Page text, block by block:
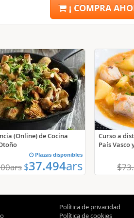
¡ COMPRA
(Online) de Cocina
Plazas disponibles
ars $37.494ars
Curso a
País Vasco
$
Política de privacidad
Política de cookies